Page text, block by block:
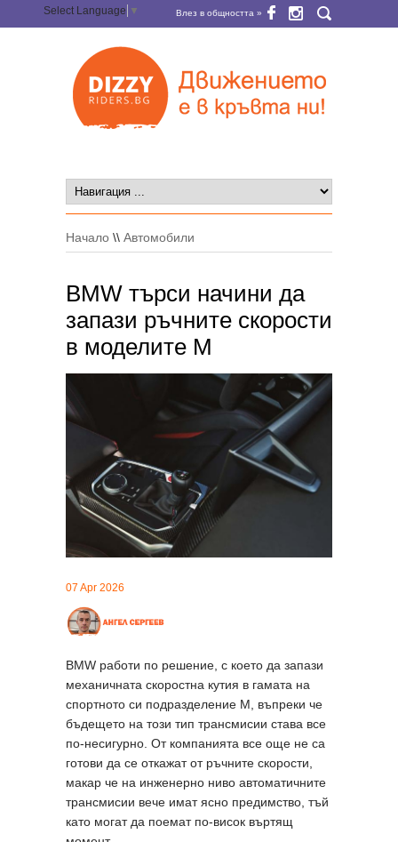
Select Language ▼ Влез в общността »
Начало \\ Автомобили
BMW търси начини да
запази ръчните скорости
в моделите M
07 Apr 2026
BMW работи по решение, с което да запази
механичната скоростна кутия в гамата на
спортното си подразделение M, въпреки че
бъдещето на този тип трансмисии става все
по-несигурно. От компанията все още не са
готови да се откажат от ръчните скорости,
макар че на инженерно ниво автоматичните
трансмисии вече имат ясно предимство, тъй
като могат да поемат по-висок въртящ